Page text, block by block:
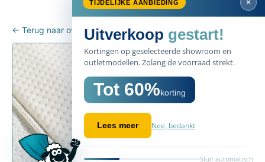
TIJDELIJKE AANBIEDING ✕
Uitverkoop gestart!
Kortingen op geselecteerde showroom en
outletmodellen. Zolang de voorraad strekt.
Tot 60%korting
Lees meer Nee, bedankt
Sluit automatisch
← Terug naar overzicht